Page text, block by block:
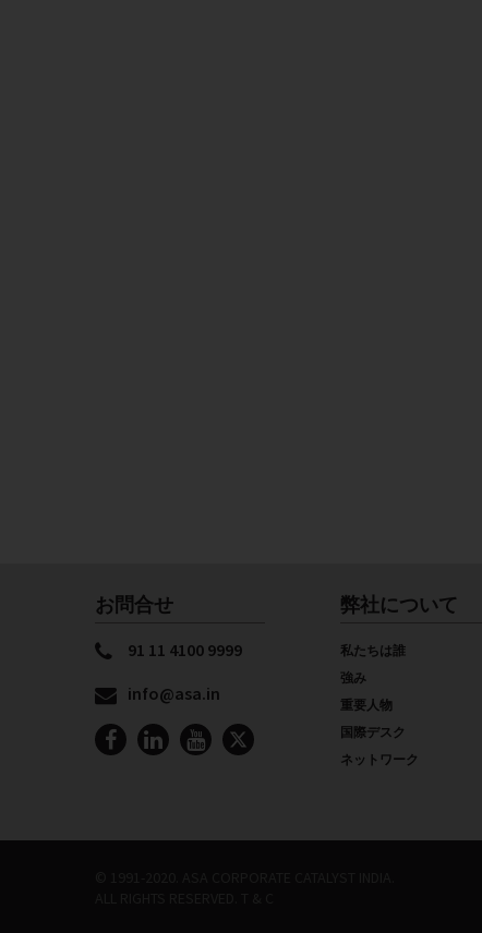
お問合せ
91 11 4100 9999
info@asa.in
弊社について
私たちは誰
強み
重要人物
国際デスク
ネットワーク